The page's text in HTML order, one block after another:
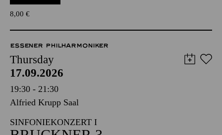
8,00 €
ESSENER PHILHARMONIKER
Thursday
17.09.2026
19:30 - 21:30
Alfried Krupp Saal
SINFONIEKONZERT I